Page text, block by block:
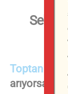
Toptan
arıyorsanız